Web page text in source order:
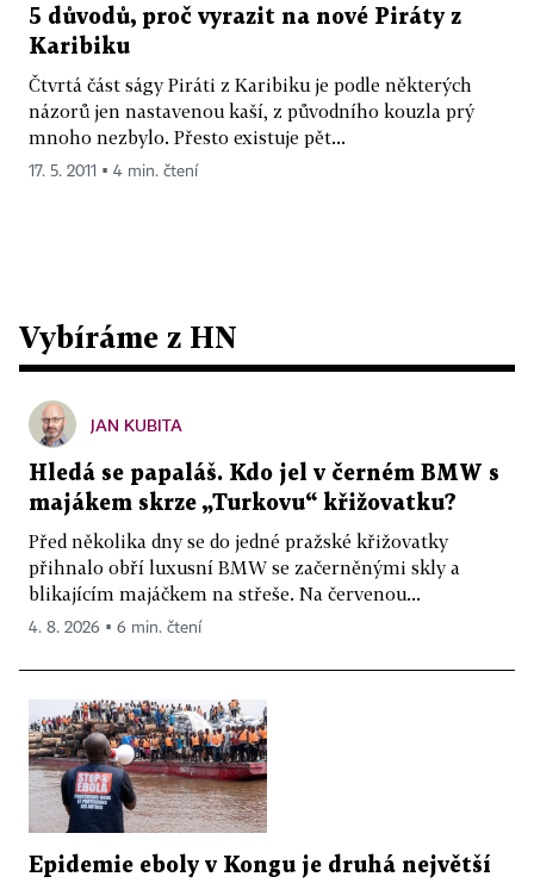
5 důvodů, proč vyrazit na nové Piráty z
Karibiku
Čtvrtá část ságy Piráti z Karibiku je podle některých
názorů jen nastavenou kaší, z původního kouzla prý
mnoho nezbylo. Přesto existuje pět...
17. 5. 2011 ▪ 4 min. čtení
Vybíráme z HN
JAN KUBITA
Hledá se papaláš. Kdo jel v černém BMW s
majákem skrze „Turkovu“ křižovatku?
Před několika dny se do jedné pražské křižovatky
přihnalo obří luxusní BMW se začerněnými skly a
blikajícím majáčkem na střeše. Na červenou...
4. 8. 2026 ▪ 6 min. čtení
Epidemie eboly v Kongu je druhá největší